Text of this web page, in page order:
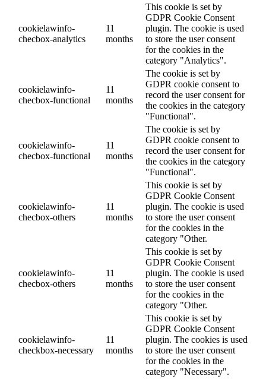
cookielawinfo-
checbox-analytics
11
months
This cookie is set by
GDPR Cookie Consent
plugin. The cookie is used
to store the user consent
for the cookies in the
category "Analytics".
cookielawinfo-
checbox-functional
11
months
The cookie is set by
GDPR cookie consent to
record the user consent for
the cookies in the category
"Functional".
cookielawinfo-
checbox-functional
11
months
The cookie is set by
GDPR cookie consent to
record the user consent for
the cookies in the category
"Functional".
cookielawinfo-
checbox-others
11
months
This cookie is set by
GDPR Cookie Consent
plugin. The cookie is used
to store the user consent
for the cookies in the
category "Other.
cookielawinfo-
checbox-others
11
months
This cookie is set by
GDPR Cookie Consent
plugin. The cookie is used
to store the user consent
for the cookies in the
category "Other.
cookielawinfo-
checkbox-necessary
11
months
This cookie is set by
GDPR Cookie Consent
plugin. The cookies is used
to store the user consent
for the cookies in the
category "Necessary".